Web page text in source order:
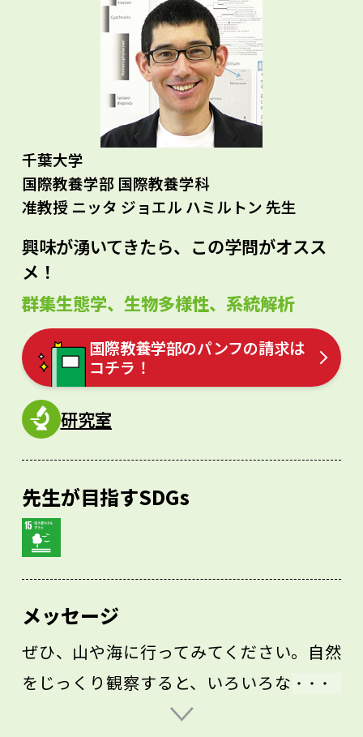
千葉大学
国際教養学部 国際教養学科
准教授 ニッタ ジョエル ハミルトン 先生
興味が湧いてきたら、この学問がオスス
メ！
群集生態学、生物多様性、系統解析
国際教養学部のパンフの請求は
コチラ！
研究室
先生が目指すSDGs
メッセージ
ぜひ、山や海に行ってみてください。自然
をじっくり観察すると、いろいろな生物が
見えてきます。季節を変えて同じ場所を訪